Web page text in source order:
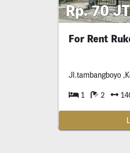
Rp. 70 JT
For Rent
Jl.tambangboyo
1 2